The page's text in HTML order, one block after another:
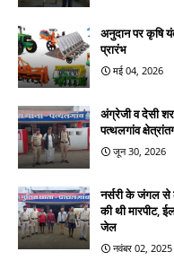
अनुदान पर कृषि
प्रारंभ
मई 04, 2026
अंग्रेजी व देसी
पत्थलगांव
जून 30, 2026
नर्सरी के जंगल
की थी मारपीट,
जेल
नवंबर 02, 2025